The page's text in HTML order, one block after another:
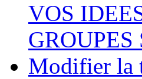
VOS
Modifier la